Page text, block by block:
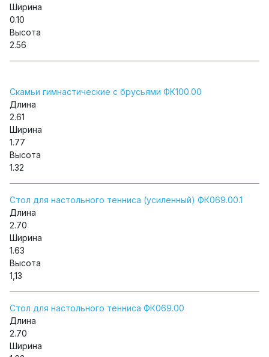
Ширина
0.10
Высота
2.56
Скамьи гимнастические с брусьями ФК100.00
Длина
2.61
Ширина
1.77
Высота
1.32
Стол для настольного тенниса (усиленный) ФК069.00.1
Длина
2.70
Ширина
1.63
Высота
1,13
Стол для настольного тенниса ФК069.00
Длина
2.70
Ширина